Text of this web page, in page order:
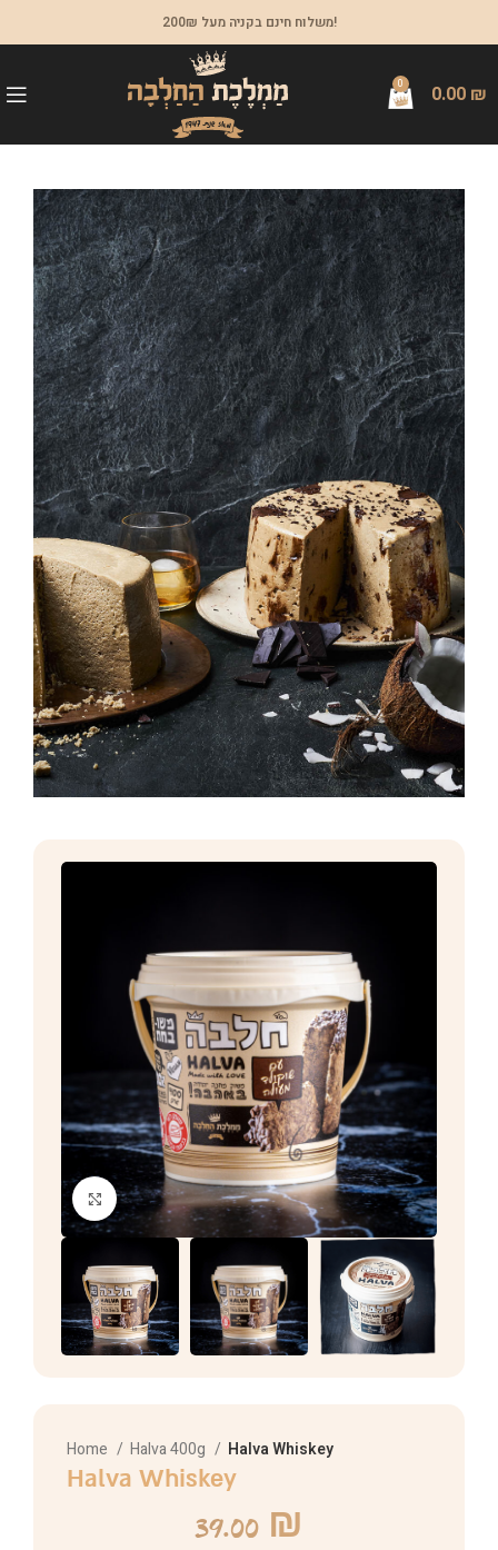
משלוח חינם בקניה מעל 200₪!
0 0.00 ₪
Home Halva 400g Halva Whiskey
Halva Whiskey
39.00 ₪
Click to enlarge